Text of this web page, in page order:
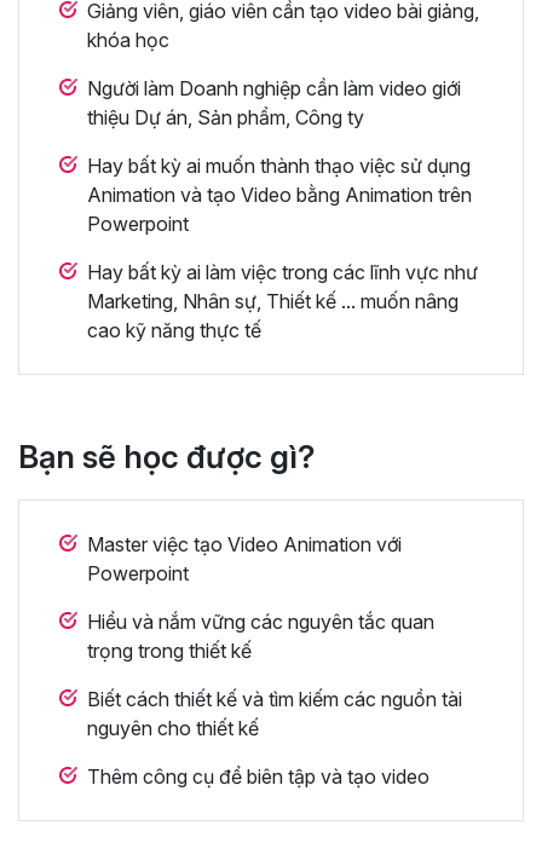
Giảng viên, giáo viên cần tạo video bài giảng,
khóa học
Người làm Doanh nghiệp cần làm video giới
thiệu Dự án, Sản phẩm, Công ty
Hay bất kỳ ai muốn thành thạo việc sử dụng
Animation và tạo Video bằng Animation trên
Powerpoint
Hay bất kỳ ai làm việc trong các lĩnh vực như
Marketing, Nhân sự, Thiết kế ... muốn nâng
cao kỹ năng thực tế
Bạn sẽ học được gì?
Master việc tạo Video Animation với
Powerpoint
Hiểu và nắm vững các nguyên tắc quan
trọng trong thiết kế
Biết cách thiết kế và tìm kiếm các nguồn tài
nguyên cho thiết kế
Thêm công cụ để biên tập và tạo video